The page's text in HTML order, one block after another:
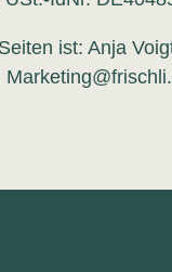
ist: Anja